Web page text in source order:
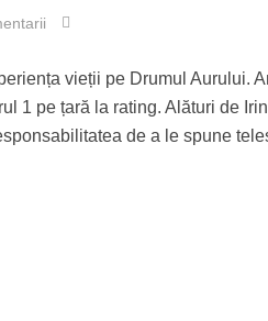
vieții pe Drumul Aurului.
1 pe țară la rating. Alături de
de a le spune